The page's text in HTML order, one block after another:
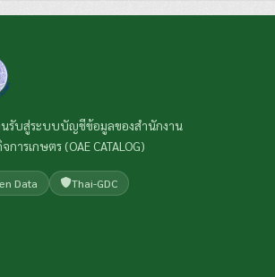
รับสู่ระบบบัญชีข้อมูลของสำนักงาน
การเกษตร (OAE CATALOG)
Data Thai-GDC